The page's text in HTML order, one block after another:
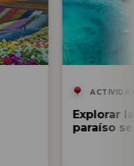
Explorar
paraíso